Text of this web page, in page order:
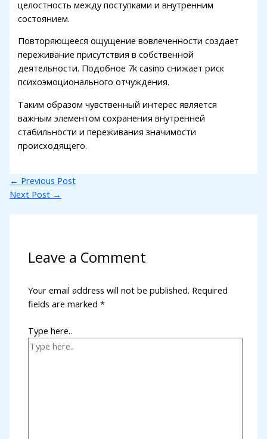
целостность между поступками и внутренним
состоянием.
Повторяющееся ощущение вовлеченности создает
переживание присутствия в собственной
деятельности. Подобное 7k casino снижает риск
психоэмоционального отчуждения.
Таким образом чувственный интерес является
важным элементом сохранения внутренней
стабильности и переживания значимости
происходящего.
← Previous Post
Next Post →
Leave a Comment
Your email address will not be published. Required
fields are marked*
Type here..